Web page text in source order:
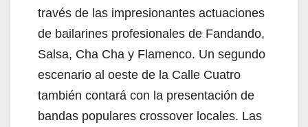
través de las impresionantes actuaciones
de bailarines profesionales de Fandando,
Salsa, Cha Cha y Flamenco. Un segundo
escenario al oeste de la Calle Cuatro
también contará con la presentación de
bandas populares crossover locales. Las